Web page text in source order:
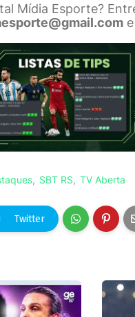
Mídia Esporte?
SBT RS TV Aberta
Twitter